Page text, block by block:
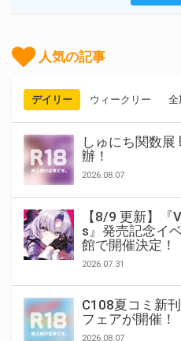
人気の記事
デイリー ウィークリー 全
しゅにち関数
辦！
2026.08.07
【8/9 更新】
s』発売記念イ
館で開催決定！
2026.07.31
C108夏コミ新
フェアが開催！
2026.08.07